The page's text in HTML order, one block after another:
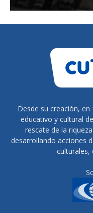
Desde su creación,
educativo y cultural
rescate de la
desarrollando acciones
culturales,